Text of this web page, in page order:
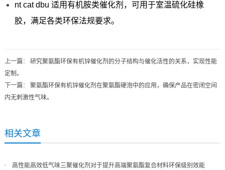
nt cat dbu 适用有机胺类催化剂，可用于室温硫化硅橡
胶，满足各类环保法规要求。
上一篇： 研究聚氨酯环保有机锌催化剂的分子结构与催化活性的关系，实现性能
定制。
下一篇： 聚氨酯环保有机锌催化剂在聚氨酯硬泡中的应用，确保产品在密闭空间
内无刺激性气味。
相关文章
高性能高效低气味三聚催化剂对于提升高端聚氨酯复合材料环保级别效能